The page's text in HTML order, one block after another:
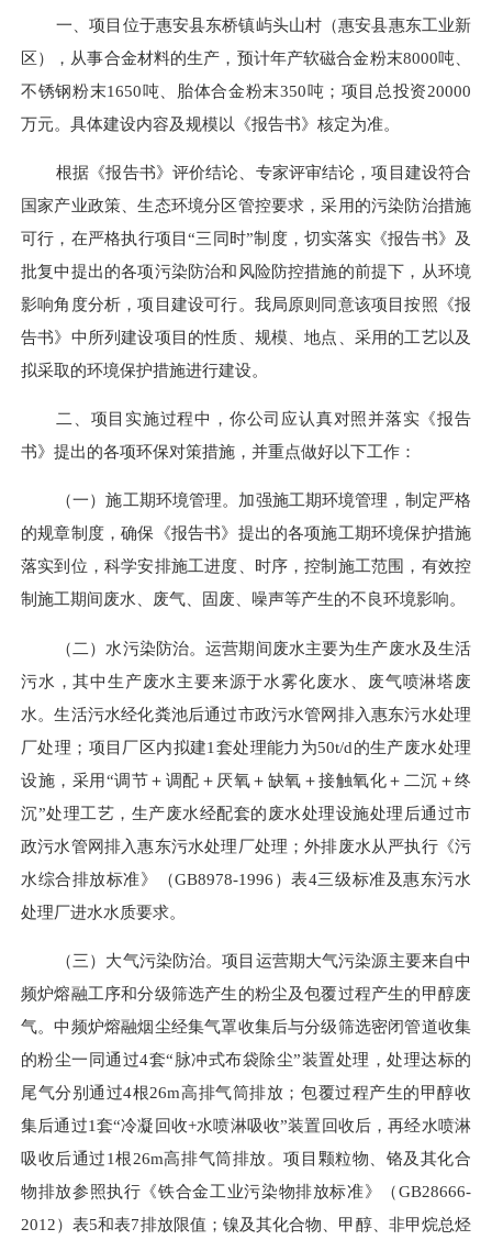
一、项目位于惠安县东桥镇屿头山村（惠安县惠东工业新
区） ，从事合金材料的生产 ， 预计年产软磁合金粉末8000吨、
不锈钢粉末1650吨、胎体合金粉末350吨 ；项目总投资20000
万元。 具体建设内容及规模以《报告书》核定为准。
根据《报告书》评价结论、 专家评审结论 ，项目建设符合
国家产业政策、生态环境分区管控要求，采用的污染防治措施
可行，在严格执行项目“三同时”制度，切实落实《报告书》及
批复中提出的各项污染防治和风险防控措施的前提下，从环境
影响角度分析，项目建设可行。我局原则同意该项目按照《报
告书》中所列建设项目的性质、规模、地点、采用的工艺以及
拟采取的环境保护措施进行建设。
二、项目实施过程中，你公司应认真对照并落实《报告
书》提出的各项环保对策措施，并重点做好以下工作：
（一）施工期环境管理。加强施工期环境管理，制定严格
的规章制度，确保《报告书》提出的各项施工期环境保护措施
落实到位，科学安排施工进度、时序，控制施工范围，有效控
制施工期间废水、废气、固废、噪声等产生的不良环境影响。
（二）水污染防治。运营期间废水主要为生产废水及生活
污水，其中生产废水主要来源于水雾化废水、废气喷淋塔废
水。生活污水经化粪池后通过市政污水管网排入惠东污水处理
厂处理；项目厂区内拟建1套处理能力为50t/d的生产废水处理
设施，采用“调节＋调配＋厌氧＋缺氧＋接触氧化＋二沉＋终
沉”处理工艺，生产废水经配套的废水处理设施处理后通过市
政污水管网排入惠东污水处理厂处理 ；外排废水从严执行《污
水综合排放标准》（GB8978-1996）表4三级标准及惠东污水
处理厂进水水质要求。
（三） 大气污染防治。项目运营期大气污染源主要来自中
频炉熔融工序和分级筛选产生的粉尘及包覆过程产生的甲醇废
气。中频炉熔融烟尘经集气罩收集后与分级筛选密闭管道收集
的粉尘一同通过4套“脉冲式布袋除尘”装置处理，处理达标的
尾气分别通过4根26m高排气筒排放；包覆过程产生的甲醇收
集后通过1套“冷凝回收+水喷淋吸收”装置回收后 ，再经水喷淋
吸收后通过1根26m高排气筒排放。项目颗粒物、铬及其化合
物排放参照执行 《铁合金工业污染物排放标准》（GB28666-
2012）表5和表7排放限值；镍及其化合物 甲醇、非甲烷总烃